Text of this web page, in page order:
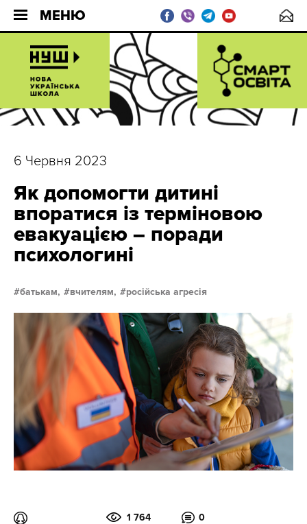
МЕНЮ
6 Червня 2023
Як допомогти дитині
впоратися із терміновою
евакуацією – поради
психологині
батькам, вчителям, російська агресія
1 764 0